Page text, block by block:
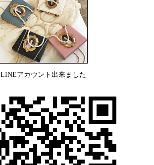
LINEアカウント出来ました